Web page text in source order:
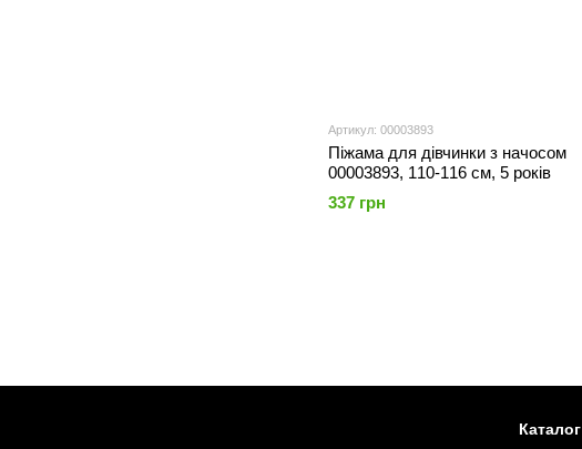
Артикул: 00003893
Піжама для дівчинки з начосом
00003893, 110-116 см, 5 років
337 грн
Каталог